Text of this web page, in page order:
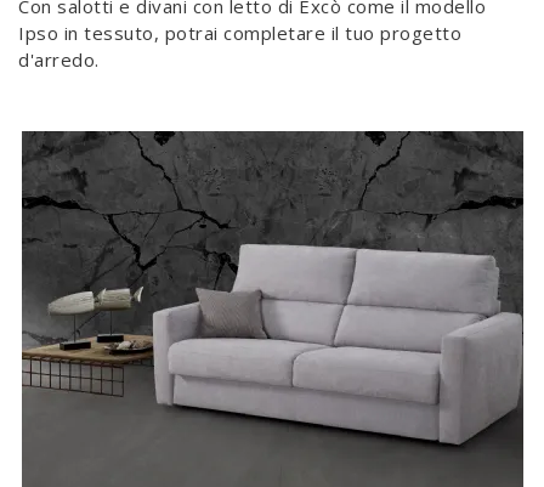
Con salotti e divani con letto di Excò come il modello
Ipso in tessuto, potrai completare il tuo progetto
d'arredo.